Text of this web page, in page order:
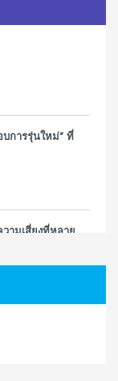
บการรุ่นใหม่” ที่
ามเสี่ยงที่หลาย